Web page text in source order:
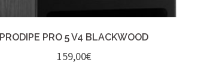
PRODIPE PRO 5 V4 BLACKWOOD
159,00€